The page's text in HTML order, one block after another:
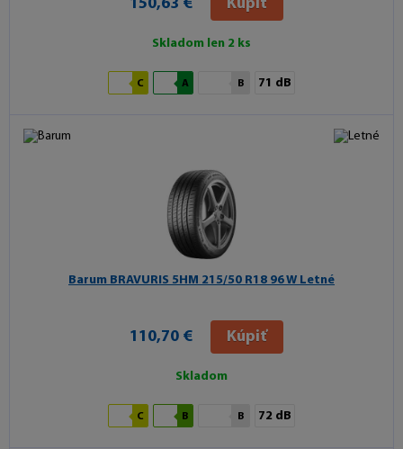
150,63 € Kúpiť
Skladom len 2 ks
C A B 71 dB
Barum BRAVURIS 5HM 215/50 R18 96 W Letné
110,70 € Kúpiť
Skladom
C B B 72 dB